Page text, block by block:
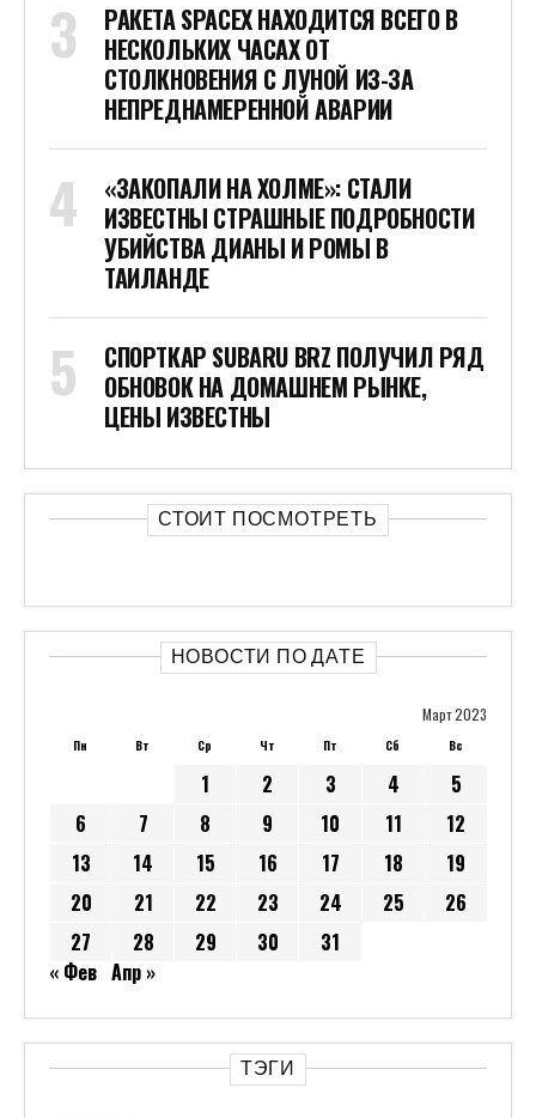
РАКЕТА SPACEX НАХОДИТСЯ ВСЕГО В
НЕСКОЛЬКИХ ЧАСАХ ОТ
СТОЛКНОВЕНИЯ С ЛУНОЙ ИЗ-ЗА
НЕПРЕДНАМЕРЕННОЙ АВАРИИ
«ЗАКОПАЛИ НА ХОЛМЕ»: СТАЛИ
ИЗВЕСТНЫ СТРАШНЫЕ ПОДРОБНОСТИ
УБИЙСТВА ДИАНЫ И РОМЫ В
ТАИЛАНДЕ
СПОРТКАР SUBARU BRZ ПОЛУЧИЛ РЯД
ОБНОВОК НА ДОМАШНЕМ РЫНКЕ,
ЦЕНЫ ИЗВЕСТНЫ
СТОИТ ПОСМОТРЕТЬ
НОВОСТИ ПО ДАТЕ
Март 2023
Пн Вт Ср Чт Пт Сб Вс
1 2 3 4
5
6
7 8 9 10 11
12
13
14 15 16 17 18
19
20
21 22 23 24 25
26
27
28 29 30
31
« Фев Апр »
ТЭГИ